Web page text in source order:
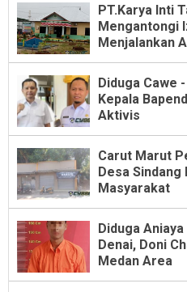
PT.Karya Inti
Mengantongi
Menjalankan
Diduga Cawe
Kepala
Aktivis
Carut Marut
Desa Sindang
Masyarakat
Diduga
Denai, Doni
Medan Area